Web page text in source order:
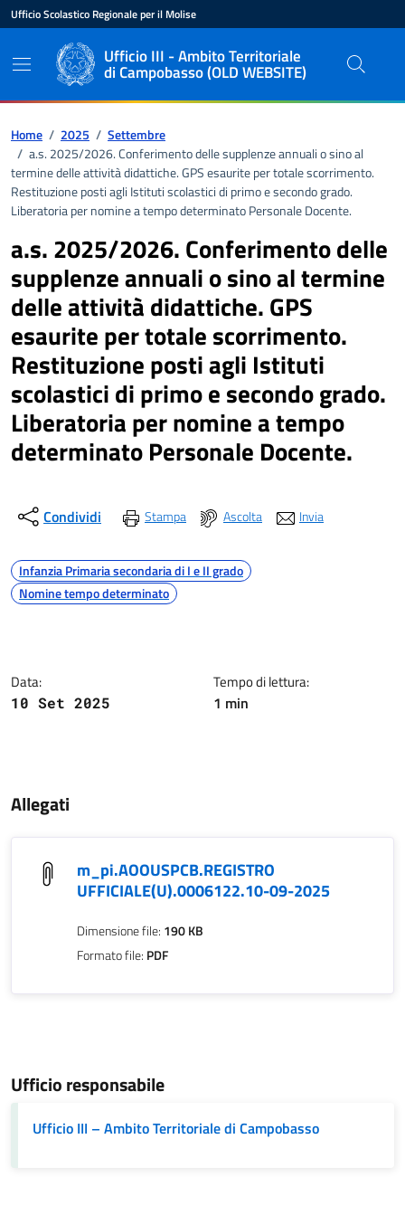
Vai ai contenuti
Vai al pié di pagina
Ente di appartenenza
Ufficio Scolastico Regionale per il Molise
Nome dell'enteUfficio III - Ambito Territoriale
di Campobasso (OLD WEBSITE)
Percorso di navigazione
Home / 2025 / Settembre
/ a.s. 2025/2026. Conferimento delle supplenze annuali o sino al
termine delle attività didattiche. GPS esaurite per totale scorrimento.
Restituzione posti agli Istituti scolastici di primo e secondo grado.
Liberatoria per nomine a tempo determinato Personale Docente.
a.s. 2025/2026. Conferimento delle
supplenze annuali o sino al termine
delle attività didattiche. GPS
esaurite per totale scorrimento.
Restituzione posti agli Istituti
scolastici di primo e secondo grado.
Liberatoria per nomine a tempo
determinato Personale Docente.
Condividi Stampa Ascolta Invia
Argomenti
Infanzia Primaria secondaria di I e II grado
Nomine tempo determinato
Data:
10 Set 2025
Tempo di lettura:
1 min
Allegati
m_pi.AOOUSPCB.REGISTRO
UFFICIALE(U).0006122.10-09-2025
Dimensione file: 190 KB
Formato file: PDF
Ufficio responsabile
Ufficio III – Ambito Territoriale di Campobasso